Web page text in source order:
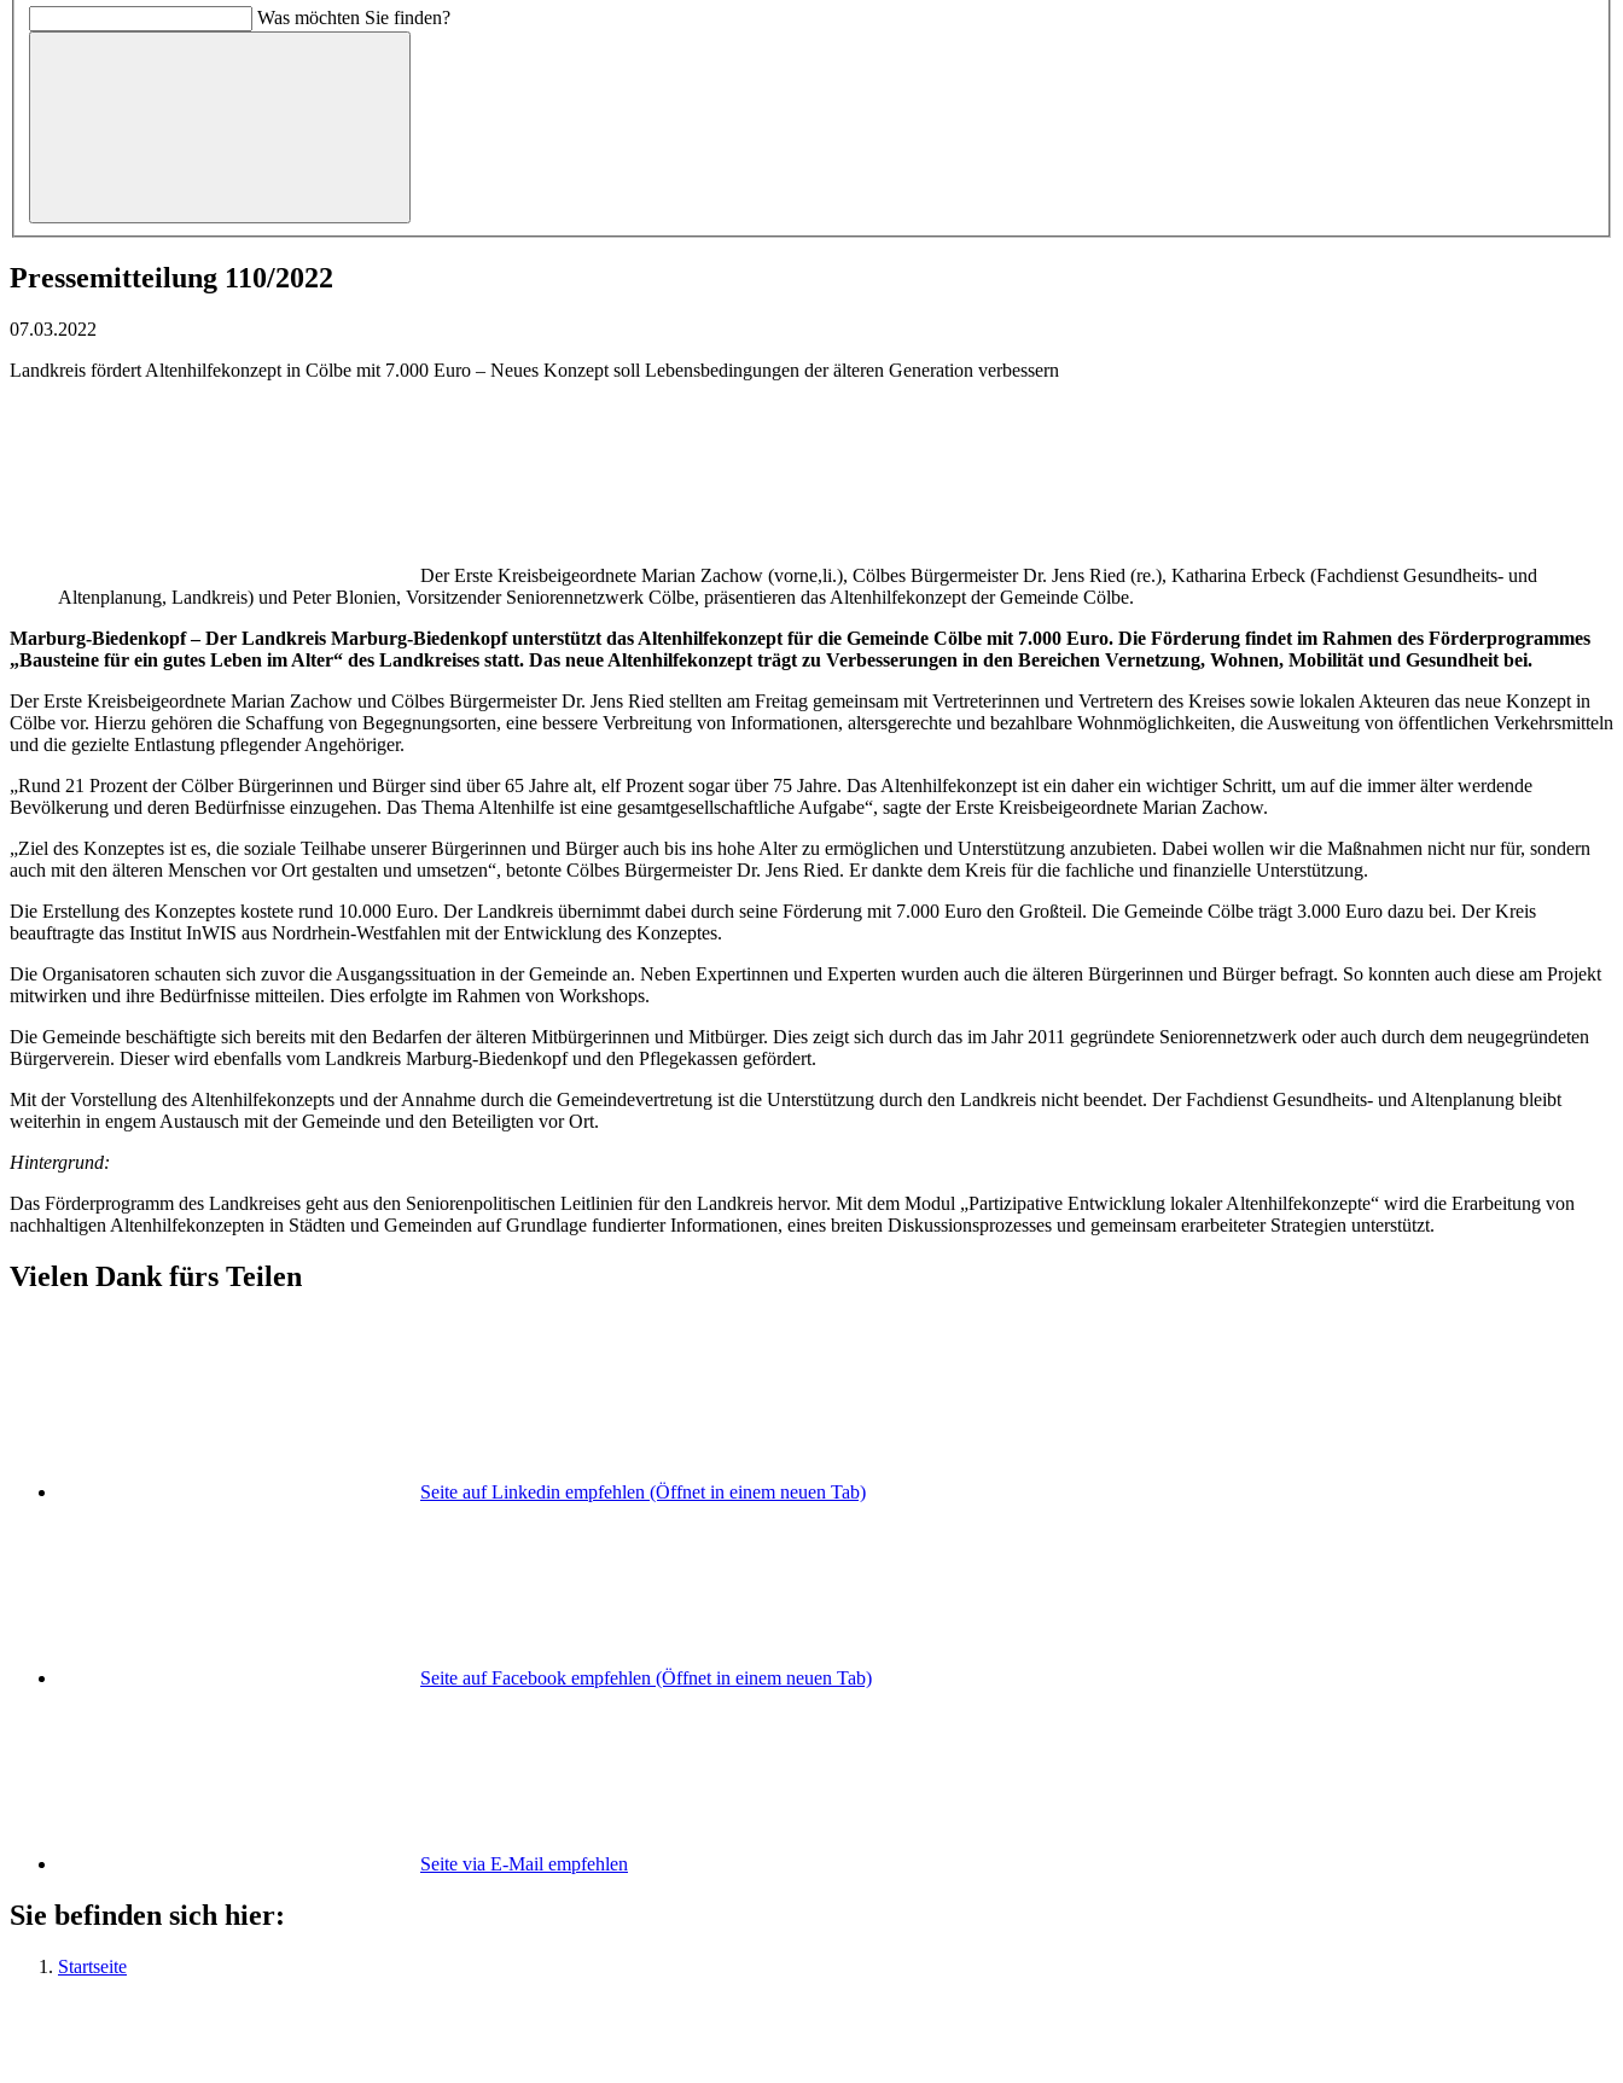
Was möchten Sie finden?
Pressemitteilung 110/2022
07.03.2022
Landkreis fördert Altenhilfekonzept in Cölbe mit 7.000 Euro – Neues Konzept soll Lebensbedingungen der älteren Generation verbessern
Der Erste Kreisbeigeordnete Marian Zachow (vorne,li.), Cölbes Bürgermeister Dr. Jens Ried (re.), Katharina Erbeck (Fachdienst Gesundheits- und
Altenplanung, Landkreis) und Peter Blonien, Vorsitzender Seniorennetzwerk Cölbe, präsentieren das Altenhilfekonzept der Gemeinde Cölbe.
Marburg-Biedenkopf – Der Landkreis Marburg-Biedenkopf unterstützt das Altenhilfekonzept für die Gemeinde Cölbe mit 7.000 Euro. Die Förderung findet im Rahmen des Förderprogrammes
„Bausteine für ein gutes Leben im Alter“ des Landkreises statt. Das neue Altenhilfekonzept trägt zu Verbesserungen in den Bereichen Vernetzung, Wohnen, Mobilität und Gesundheit bei.
Der Erste Kreisbeigeordnete Marian Zachow und Cölbes Bürgermeister Dr. Jens Ried stellten am Freitag gemeinsam mit Vertreterinnen und Vertretern des Kreises sowie lokalen Akteuren das neue Konzept in
Cölbe vor. Hierzu gehören die Schaffung von Begegnungsorten, eine bessere Verbreitung von Informationen, altersgerechte und bezahlbare Wohnmöglichkeiten, die Ausweitung von öffentlichen Verkehrsmitteln
und die gezielte Entlastung pflegender Angehöriger.
„Rund 21 Prozent der Cölber Bürgerinnen und Bürger sind über 65 Jahre alt, elf Prozent sogar über 75 Jahre. Das Altenhilfekonzept ist ein daher ein wichtiger Schritt, um auf die immer älter werdende
Bevölkerung und deren Bedürfnisse einzugehen. Das Thema Altenhilfe ist eine gesamtgesellschaftliche Aufgabe“, sagte der Erste Kreisbeigeordnete Marian Zachow.
„Ziel des Konzeptes ist es, die soziale Teilhabe unserer Bürgerinnen und Bürger auch bis ins hohe Alter zu ermöglichen und Unterstützung anzubieten. Dabei wollen wir die Maßnahmen nicht nur für, sondern
auch mit den älteren Menschen vor Ort gestalten und umsetzen“, betonte Cölbes Bürgermeister Dr. Jens Ried. Er dankte dem Kreis für die fachliche und finanzielle Unterstützung.
Die Erstellung des Konzeptes kostete rund 10.000 Euro. Der Landkreis übernimmt dabei durch seine Förderung mit 7.000 Euro den Großteil. Die Gemeinde Cölbe trägt 3.000 Euro dazu bei. Der Kreis
beauftragte das Institut InWIS aus Nordrhein-Westfahlen mit der Entwicklung des Konzeptes.
Die Organisatoren schauten sich zuvor die Ausgangssituation in der Gemeinde an. Neben Expertinnen und Experten wurden auch die älteren Bürgerinnen und Bürger befragt. So konnten auch diese am Projekt
mitwirken und ihre Bedürfnisse mitteilen. Dies erfolgte im Rahmen von Workshops.
Die Gemeinde beschäftigte sich bereits mit den Bedarfen der älteren Mitbürgerinnen und Mitbürger. Dies zeigt sich durch das im Jahr 2011 gegründete Seniorennetzwerk oder auch durch dem neugegründeten
Bürgerverein. Dieser wird ebenfalls vom Landkreis Marburg-Biedenkopf und den Pflegekassen gefördert.
Mit der Vorstellung des Altenhilfekonzepts und der Annahme durch die Gemeindevertretung ist die Unterstützung durch den Landkreis nicht beendet. Der Fachdienst Gesundheits- und Altenplanung bleibt
weiterhin in engem Austausch mit der Gemeinde und den Beteiligten vor Ort.
Hintergrund:
Das Förderprogramm des Landkreises geht aus den Seniorenpolitischen Leitlinien für den Landkreis hervor. Mit dem Modul „Partizipative Entwicklung lokaler Altenhilfekonzepte“ wird die Erarbeitung von
nachhaltigen Altenhilfekonzepten in Städten und Gemeinden auf Grundlage fundierter Informationen, eines breiten Diskussionsprozesses und gemeinsam erarbeiteter Strategien unterstützt.
Vielen Dank fürs Teilen
Seite auf Linkedin empfehlen (Öffnet in einem neuen Tab)
Seite auf Facebook empfehlen (Öffnet in einem neuen Tab)
Seite via E-Mail empfehlen
Sie befinden sich hier:
Startseite